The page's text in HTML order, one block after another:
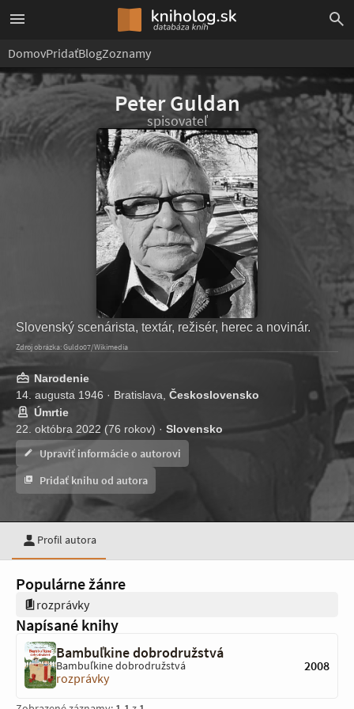
DomovPridaťBlogZoznamy
Peter Guldan
spisovateľ
Slovenský scenárista, textár, režisér, herec a novinár.
Zdroj obrázka: Guldo07/Wikimedia
Narodenie
14. augusta 1946 · Bratislava, Československo
Úmrtie
22. októbra 2022 (76 rokov) · Slovensko
Upraviť informácie o autorovi
Pridať knihu od autora
Profil autora
Populárne žánre
rozprávky
Napísané knihy
Bambuľkine dobrodružstvá
Bambuľkine dobrodružstvá
rozprávky
2008